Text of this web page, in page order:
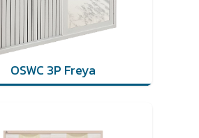
OSWC 3P Freya